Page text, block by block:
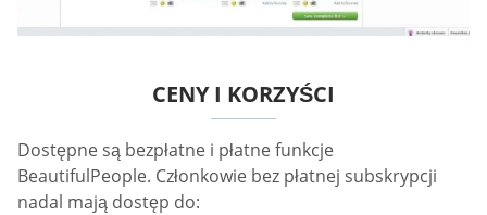
CENY I KORZYŚCI
Dostępne są bezpłatne i płatne funkcje
BeautifulPeople. Członkowie bez płatnej subskrypcji
nadal mają dostęp do: